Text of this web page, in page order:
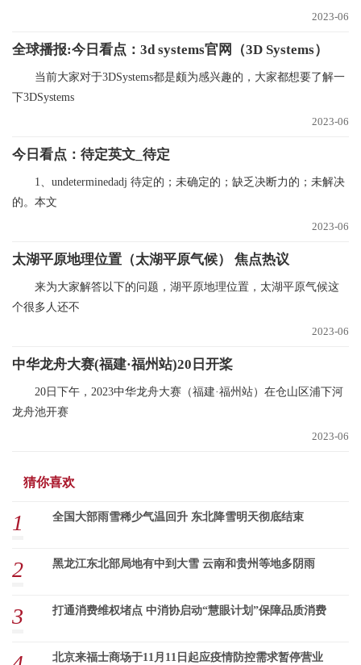
2023-06
全球播报:今日看点：3d systems官网（3D Systems）
当前大家对于3DSystems都是颇为感兴趣的，大家都想要了解一
下3DSystems
2023-06
今日看点：待定英文_待定
1、undeterminedadj 待定的；未确定的；缺乏决断力的；未解决
的。本文
2023-06
太湖平原地理位置（太湖平原气候） 焦点热议
来为大家解答以下的问题，湖平原地理位置，太湖平原气候这
个很多人还不
2023-06
中华龙舟大赛(福建·福州站)20日开桨
20日下午，2023中华龙舟大赛（福建·福州站）在仓山区浦下河
龙舟池开赛
2023-06
猜你喜欢
1 全国大部雨雪稀少气温回升 东北降雪明天彻底结束
2 黑龙江东北部局地有中到大雪 云南和贵州等地多阴雨
3 打通消费维权堵点 中消协启动“慧眼计划”保障品质消费
北京来福士商场于11月11日起应疫情防控需求暂停营业